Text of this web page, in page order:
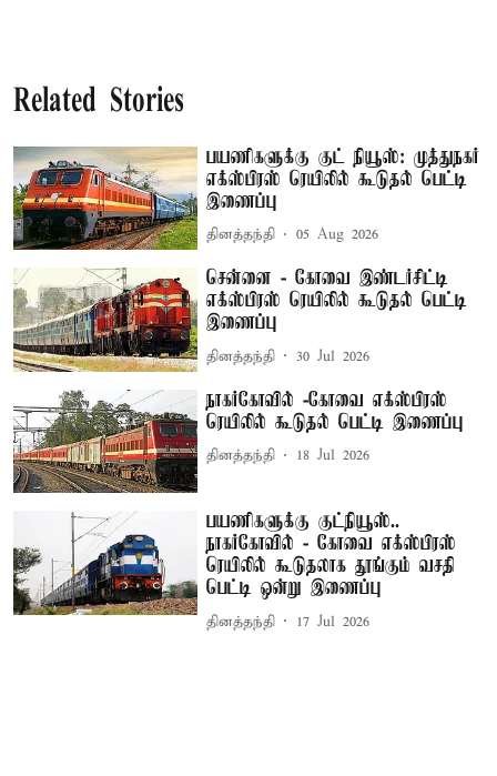
Related Stories
பயணிகளுக்கு குட் நியூஸ்: முத்துநகர்
எக்ஸ்பிரஸ் ரெயிலில் கூடுதல் பெட்டி
இணைப்பு
தினத்தந்தி 05 Aug 2026
சென்னை - கோவை இண்டர்சிட்டி
எக்ஸ்பிரஸ் ரெயிலில் கூடுதல் பெட்டி
இணைப்பு
தினத்தந்தி 30 Jul 2026
நாகர்கோவில் -கோவை எக்ஸ்பிரஸ்
ரெயிலில் கூடுதல் பெட்டி இணைப்பு
தினத்தந்தி 18 Jul 2026
பயணிகளுக்கு குட்நியூஸ்..
நாகர்கோவில் - கோவை எக்ஸ்பிரஸ்
ரெயிலில் கூடுதலாக தூங்கும் வசதி
பெட்டி ஒன்று இணைப்பு
தினத்தந்தி 17 Jul 2026